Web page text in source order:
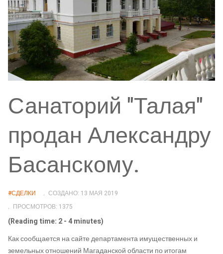
Санаторий "Талая"
продан Александру
Басанскому.
#СДЕЛКИ
СОЗДАНО: 13 МАЯ 2019
ПРОСМОТРОВ: 1375
(Reading time: 2 - 4 minutes)
Как сообщается на сайте департамента имущественных и
земельных отношений Магаданской области по итогам